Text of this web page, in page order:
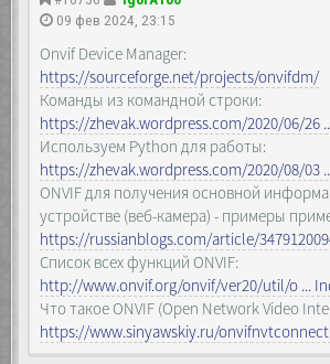
09 фев 2024, 23:15
Onvif Device Manager:
https://sourceforge.net/projects/onvifdm/
Команды из командной строки:
https://zhevak.wordpress.com/2020/06/26
Используем Python для работы:
https://zhevak.wordpress.com/2020/08/03
ONVIF для получения основной
устройстве (веб-камера) - примеры
https://russianblogs.com/article/
Список всех функций ONVIF:
http://www.onvif.org/onvif/ver20/util/o ...
Что такое ONVIF (Open Network Video
https://www.sinyawskiy.ru/